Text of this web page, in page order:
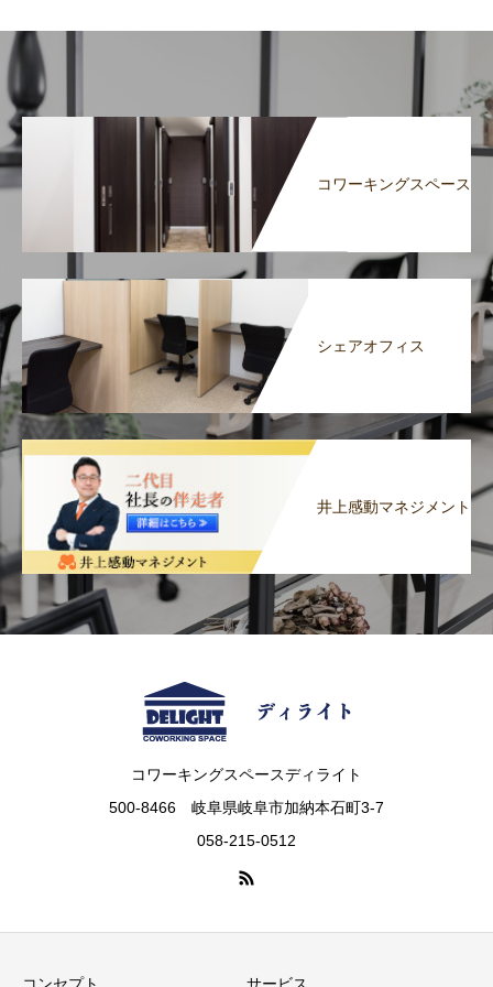
コワーキングスペース
シェアオフィス
井上感動マネジメント
コワーキングスペースディライト
500-8466 岐阜県岐阜市加納本石町3-7
058-215-0512
コンセプト サービス